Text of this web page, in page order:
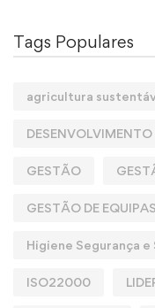
Tags Populares
agricultura
DESENVOLVIMENTO
GESTÃO
GESTÃO DE EQUIPAS
Higiene Segurança
ISO22000